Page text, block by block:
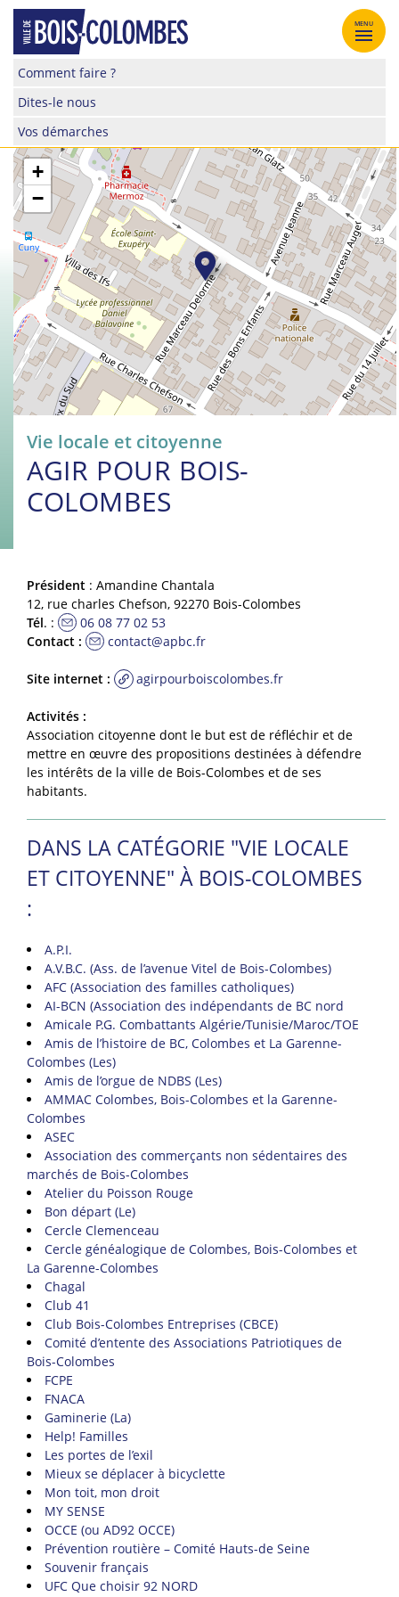
Skip
content
Site
de
la
de
Bois-
Colombes
Comment faire ?
Dites-le nous
Vos démarches
MENU
+
−
Vie locale et citoyenne
AGIR POUR BOIS-
COLOMBES
Président : Amandine Chantala
12, rue charles Chefson, 92270 Bois-Colombes
Tél. :
06 08 77 02 53
Contact :
contact@apbc.fr
Site internet : agirpourboiscolombes.fr
Activités :
Association citoyenne dont le but est de réfléchir et de
mettre en œuvre des propositions destinées à défendre
les intérêts de la ville de Bois-Colombes et de ses
habitants.
DANS LA CATÉGORIE "VIE LOCALE
ET CITOYENNE" À BOIS-COLOMBES
:
A.P.I.
A.V.B.C. (Ass. de l’avenue Vitel de Bois-Colombes)
AFC (Association des familles catholiques)
AI-BCN (Association des indépendants de BC nord
Amicale P.G. Combattants Algérie/Tunisie/Maroc/TOE
Amis de l’histoire de BC, Colombes et La Garenne-
Colombes (Les)
Amis de l’orgue de NDBS (Les)
AMMAC Colombes, Bois-Colombes et la Garenne-
Colombes
ASEC
Association des commerçants non sédentaires des
marchés de Bois-Colombes
Atelier du Poisson Rouge
Bon départ (Le)
Cercle Clemenceau
Cercle généalogique de Colombes, Bois-Colombes et
La Garenne-Colombes
Chagal
Club 41
Club Bois-Colombes Entreprises (CBCE)
Comité d’entente des Associations Patriotiques de
Bois-Colombes
FCPE
FNACA
Gaminerie (La)
Help! Familles
Les portes de l’exil
Mieux se déplacer à bicyclette
Mon toit, mon droit
MY SENSE
OCCE (ou AD92 OCCE)
Prévention routière – Comité Hauts-de Seine
Souvenir français
UFC Que choisir 92 NORD